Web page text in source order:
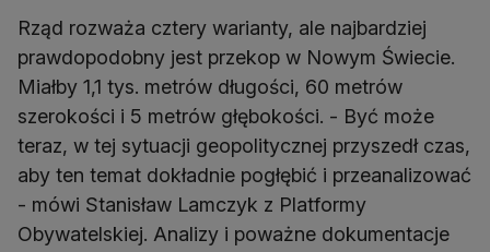
Rząd rozważa cztery warianty, ale najbardziej
prawdopodobny jest przekop w Nowym Świecie.
Miałby 1,1 tys. metrów długości, 60 metrów
szerokości i 5 metrów głębokości. - Być może
teraz, w tej sytuacji geopolitycznej przyszedł czas,
aby ten temat dokładnie pogłębić i przeanalizować
- mówi Stanisław Lamczyk z Platformy
Obywatelskiej. Analizy i poważne dokumentacje